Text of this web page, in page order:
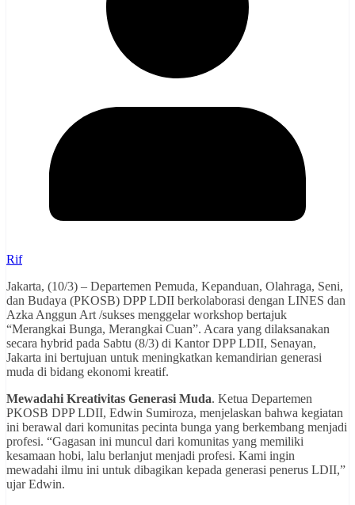
Rif
Jakarta, (10/3) – Departemen Pemuda, Kepanduan, Olahraga, Seni,
dan Budaya (PKOSB) DPP LDII berkolaborasi dengan LINES dan
Azka Anggun Art /sukses menggelar workshop bertajuk
“Merangkai Bunga, Merangkai Cuan”. Acara yang dilaksanakan
secara hybrid pada Sabtu (8/3) di Kantor DPP LDII, Senayan,
Jakarta ini bertujuan untuk meningkatkan kemandirian generasi
muda di bidang ekonomi kreatif.
Mewadahi Kreativitas Generasi Muda. Ketua Departemen
PKOSB DPP LDII, Edwin Sumiroza, menjelaskan bahwa kegiatan
ini berawal dari komunitas pecinta bunga yang berkembang menjadi
profesi. “Gagasan ini muncul dari komunitas yang memiliki
kesamaan hobi, lalu berlanjut menjadi profesi. Kami ingin
mewadahi ilmu ini untuk dibagikan kepada generasi penerus LDII,”
ujar Edwin.